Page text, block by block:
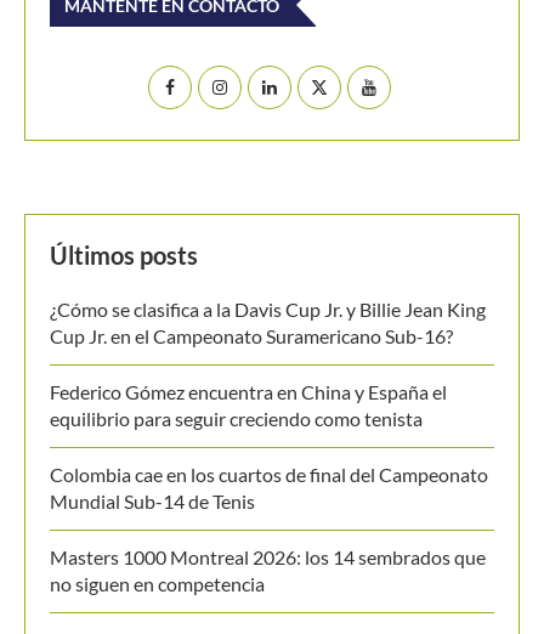
MANTENTE EN CONTACTO
Últimos posts